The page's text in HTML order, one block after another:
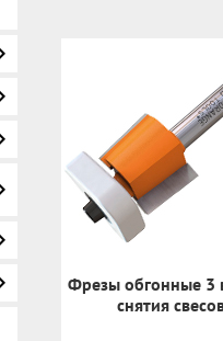
Фрезы обгонные 3
снятия